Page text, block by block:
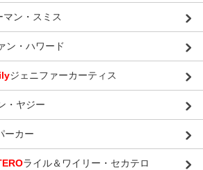
マン・スミス
ン・ハワード
ジェニファーカーティス
・ヤジー
ーカー
ライル＆ワイリー・セカテロ